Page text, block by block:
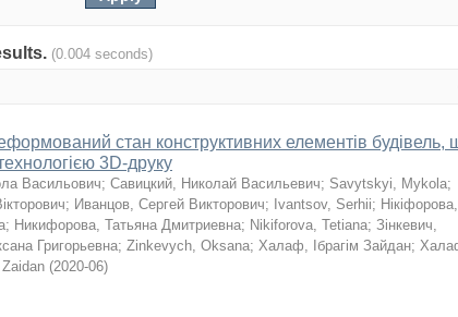
(0.004 seconds)
стан конструктивних елементів будівель,
3D-друку
Васильович; Савицкий, Николай Васильевич; Savytskyi, Mykola;
; Иванцов, Сергей Викторович; Ivantsov, Serhii; Нікіфорова,
; Никифорова, Татьяна Дмитриевна; Nikiforova, Tetiana; Зінкевич,
Григорьевна; Zinkevych, Oksana; Халаф, Ібрагім Зайдан;
(2020-06)